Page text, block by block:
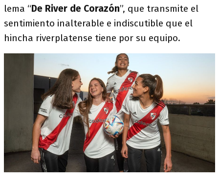
lema “De River de Corazón”, que transmite el
sentimiento inalterable e indiscutible que el
hincha riverplatense tiene por su equipo.